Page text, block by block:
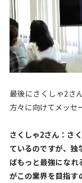
最後にさくしゃ2さ
方々に向けてメッセ
さくしゃ2さん：さ
ているのですが、独
ばもっと最強になれ
がこの業界を目指す